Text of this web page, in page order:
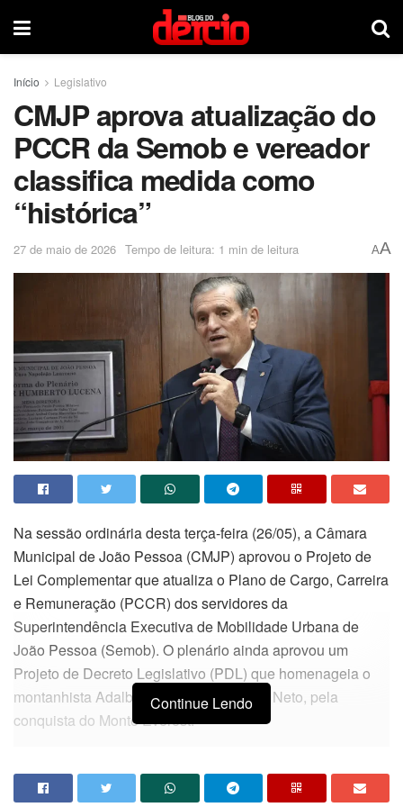
Início Legislativo
CMJP aprova atualização do
PCCR da Semob e vereador
classifica medida como
“histórica”
27 de maio de 2026 Tempo de leitura: 1 min de leitura AA
Na sessão ordinária desta terça-feira (26/05), a Câmara
Municipal de João Pessoa (CMJP) aprovou o Projeto de
Lei Complementar que atualiza o Plano de Cargo, Carreira
e Remuneração (PCCR) dos servidores da
Superintendência Executiva de Mobilidade Urbana de
João Pessoa (Semob). O plenário ainda aprovou um
Projeto de Decreto Legislativo (PDL) que homenageia o
montanhista Adalberto Uchoa de Castro Neto, pela
conquista do Monte Everest.
ajustes na Lei Complementar 67/2011, que rege o Plano
Continue Lendo